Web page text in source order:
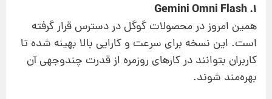
1. Gemini Omni Flash
همین امروز در محصولات گوگل در دسترس قرار گرفته
است. این نسخه برای سرعت و کارایی بالا بهینه شده تا
کاربران بتوانند در کارهای روزمره از قدرت چندوجهی آن
بهره‌مند شوند.